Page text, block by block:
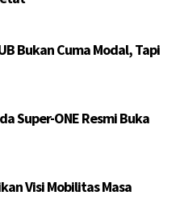
Bukan Cuma Modal, Tapi
Super-ONE Resmi Buka
Visi Mobilitas Masa